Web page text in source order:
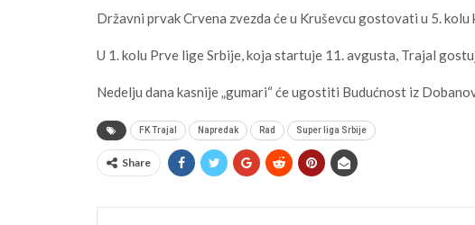
Državni prvak Crvena zvezda će u Kruševcu gostovati u 5.
U 1. kolu Prve lige Srbije, koja startuje 11. avgusta, Trajal
Nedelju dana kasnije „gumari“ će ugostiti Budućnost iz
FK Trajal Napredak Rad Super liga Srbije
Share